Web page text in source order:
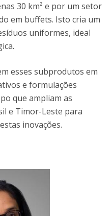
30 km² e por um setor
em buffets. Isto cria um
uniformes, ideal
esses subprodutos em
e formulações
que ampliam as
e Timor-Leste para
inovações.